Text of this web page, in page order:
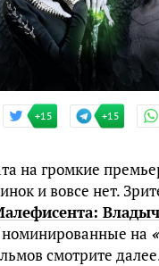
+15 +15
на громкие
и вовсе нет.
номинированные на
смотрите